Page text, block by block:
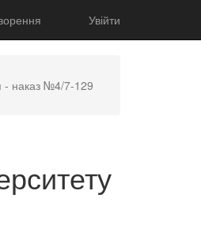
Увійти
- наказ №4/7-129